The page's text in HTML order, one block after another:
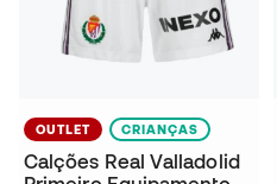
OUTLET CRIANÇAS
Calções Real Valladolid